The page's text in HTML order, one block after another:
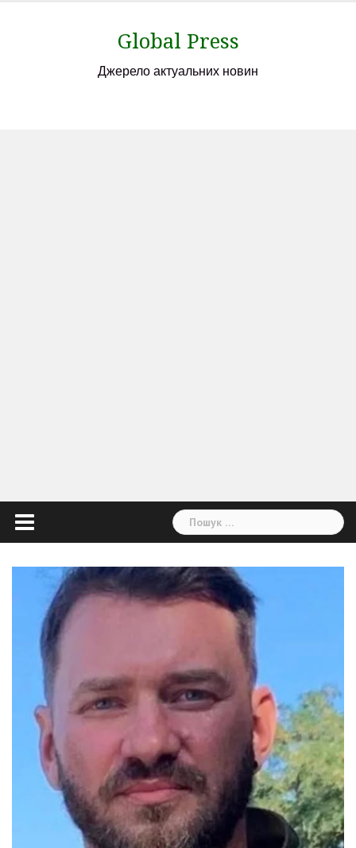
Global Press
Джерело актуальних новин
Пошук: